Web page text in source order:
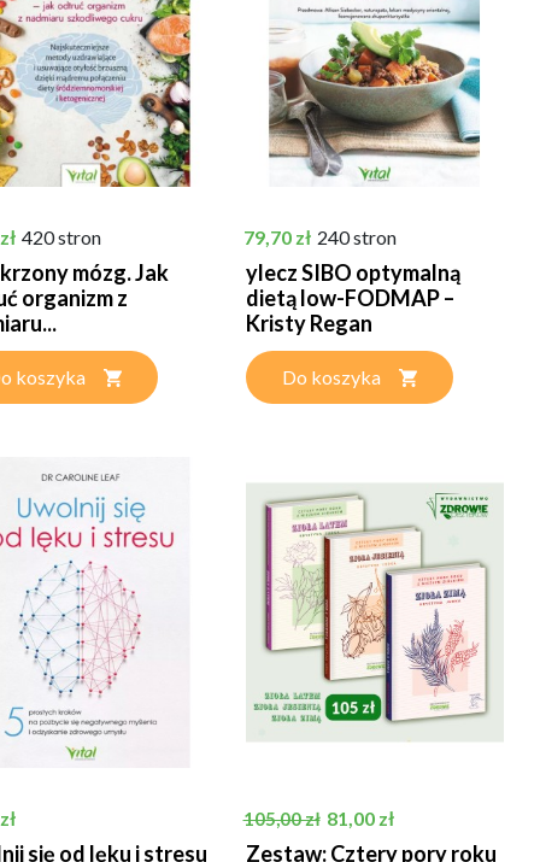
420 stron
mózg. Jak
organizm z
koszyka
Cena
79,70 zł 240 stron
ylecz SIBO optymalną
dietą low-FODMAP –
Kristy Regan
Do koszyka
się od lęku i stresu
Cena podstawowa
105,00 zł Cena
81,00 zł
Zestaw: Cztery pory roku